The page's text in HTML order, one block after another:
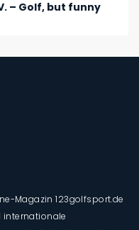
– Golf, but funny
Magazin 123golfsport.de